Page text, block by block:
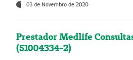
03 de Novembro de 2020
Prestador Medlife
(51004334-2)